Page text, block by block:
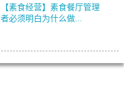
【素食经营】素食餐厅管理
者必须明白为什么做...